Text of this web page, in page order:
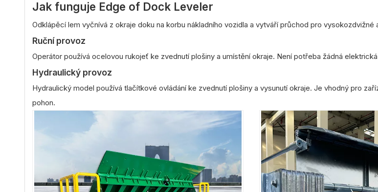
Jak funguje Edge of Dock Leveler
Odklápěcí lem vyčnívá z okraje doku na korbu nákladního vozidla a vytváří průchod pro vysokozdvižné
Ruční provoz
Operátor používá ocelovou rukojeť ke zvednutí plošiny a umístění okraje. Není potřeba žádná
Hydraulický provoz
Hydraulický model používá tlačítkové ovládání ke zvednutí plošiny a vysunutí okraje. Je vhodný pro
pohon.